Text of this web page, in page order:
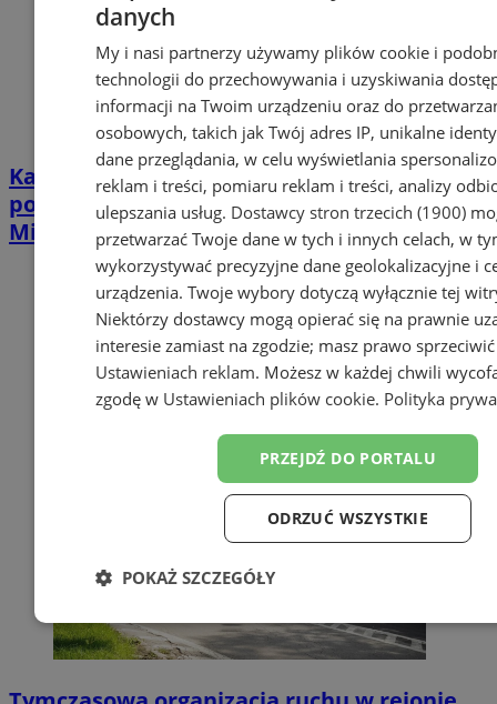
Katowice: Trwają prace w ramach
połączenia ul. Grundmanna i ul.
Mickiewicza
danych
My i nasi partnerzy używamy plików cookie i
technologii do przechowywania i uzyskiwania
informacji na Twoim urządzeniu oraz do
osobowych, takich jak Twój adres IP, unikalne
dane przeglądania, w celu wyświetlania
reklam i treści, pomiaru reklam i treści, analizy
ulepszania usług. Dostawcy stron trzecich (1900)
przetwarzać Twoje dane w tych i innych celach, w
wykorzystywać precyzyjne dane geolokalizacyjne i
urządzenia. Twoje wybory dotyczą wyłącznie tej
Niektórzy dostawcy mogą opierać się na prawnie
interesie zamiast na zgodzie; masz prawo
Ustawieniach reklam. Możesz w każdej chwili
zgodę w Ustawieniach plików cookie. Polityka
PRZEJDŹ DO PORTALU
ODRZUĆ WSZYSTKIE
POKAŻ SZCZEGÓŁY
Niezbędne Wydajność Targetowanie